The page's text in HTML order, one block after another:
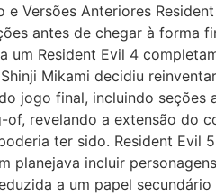
e Versões Anteriores
antes de chegar à forma
um Resident Evil 4
Mikami decidiu
jogo final, incluindo
revelando a extensão do
ter sido. Resident Evil
planejava incluir
a um papel